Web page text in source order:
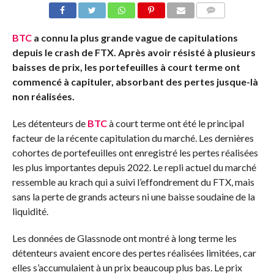
BTCa connu la plus grande vague de capitulations
depuis le crash de FTX. Après avoir résisté à plusieurs
baisses de prix, les portefeuilles à court terme ont
commencé à capituler, absorbant des pertes jusque-là
non réalisées.
Les détenteurs de BTCà court terme ont été le principal
facteur de la récente capitulation du marché. Les dernières
cohortes de portefeuilles ont enregistré les pertes réalisées
les plus importantes depuis 2022. Le repli actuel du marché
ressemble au krach qui a suivi l’effondrement du FTX, mais
sans la perte de grands acteurs ni une baisse soudaine de la
liquidité.
Les données de Glassnode ont montréà long termeles
détenteurs avaient encore des pertes réalisées limitées, car
elles s’accumulaient à un prix beaucoup plus bas. Le prix